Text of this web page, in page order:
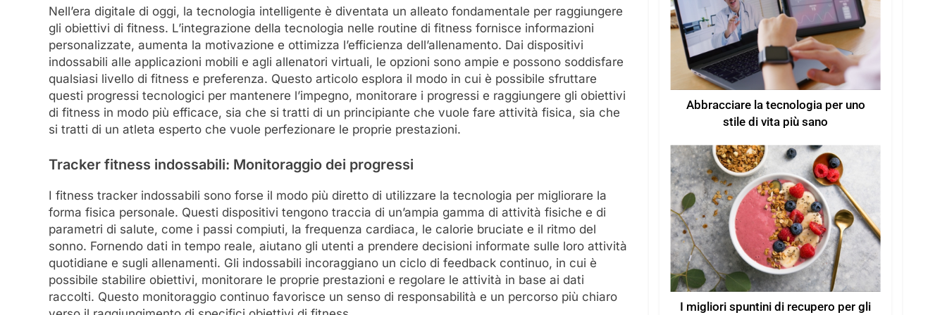
Nell’era digitale di oggi, la tecnologia intelligente è diventata un alleato fondamentale per raggiungere
gli obiettivi di fitness. L’integrazione della tecnologia nelle routine di fitness fornisce informazioni
personalizzate, aumenta la motivazione e ottimizza l’efficienza dell’allenamento. Dai dispositivi
indossabili alle applicazioni mobili e agli allenatori virtuali, le opzioni sono ampie e possono soddisfare
qualsiasi livello di fitness e preferenza. Questo articolo esplora il modo in cui è possibile sfruttare
questi progressi tecnologici per mantenere l’impegno, monitorare i progressi e raggiungere gli obiettivi
di fitness in modo più efficace, sia che si tratti di un principiante che vuole fare attività fisica, sia che
si tratti di un atleta esperto che vuole perfezionare le proprie prestazioni.
Tracker fitness indossabili: Monitoraggio dei progressi
I fitness tracker indossabili sono forse il modo più diretto di utilizzare la tecnologia per migliorare la
forma fisica personale. Questi dispositivi tengono traccia di un’ampia gamma di attività fisiche e di
parametri di salute, come i passi compiuti, la frequenza cardiaca, le calorie bruciate e il ritmo del
sonno. Fornendo dati in tempo reale, aiutano gli utenti a prendere decisioni informate sulle loro attività
quotidiane e sugli allenamenti. Gli indossabili incoraggiano un ciclo di feedback continuo, in cui è
possibile stabilire obiettivi, monitorare le proprie prestazioni e regolare le attività in base ai dati
raccolti. Questo monitoraggio continuo favorisce un senso di responsabilità e un percorso più chiaro
Abbracciare la tecnologia per uno
stile di vita più sano
I migliori spuntini di recupero per gli